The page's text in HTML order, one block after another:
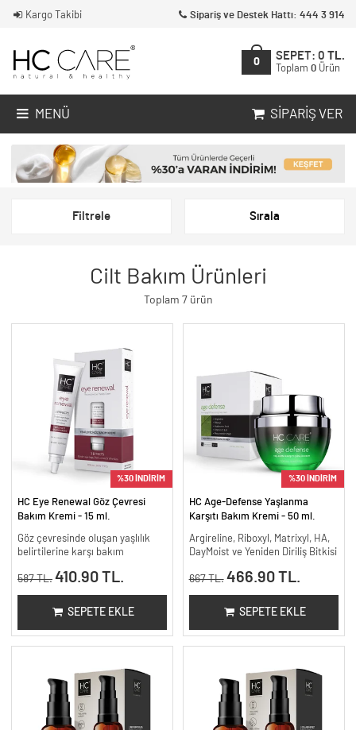
Kargo Takibi Sipariş ve Destek Hattı: 444 3 914
0
SEPET: 0 TL.
Toplam 0 Ürün
MENÜ SIPARIŞ VER
Filtrele Sırala
Cilt Bakım Ürünleri
Toplam 7 ürün
%30 İNDİRİM
HC Eye Renewal Göz Çevresi
Bakım Kremi - 15 ml.
Göz çevresinde oluşan yaşlılık
belirtilerine karşı bakım
587 TL. 410.90 TL.
SEPETE EKLE
%30 İNDİRİM
HC Age-Defense Yaşlanma
Karşıtı Bakım Kremi - 50 ml.
Argireline, Riboxyl, Matrixyl, HA,
DayMoist ve Yeniden Diriliş Bitkisi
667 TL. 466.90 TL.
SEPETE EKLE